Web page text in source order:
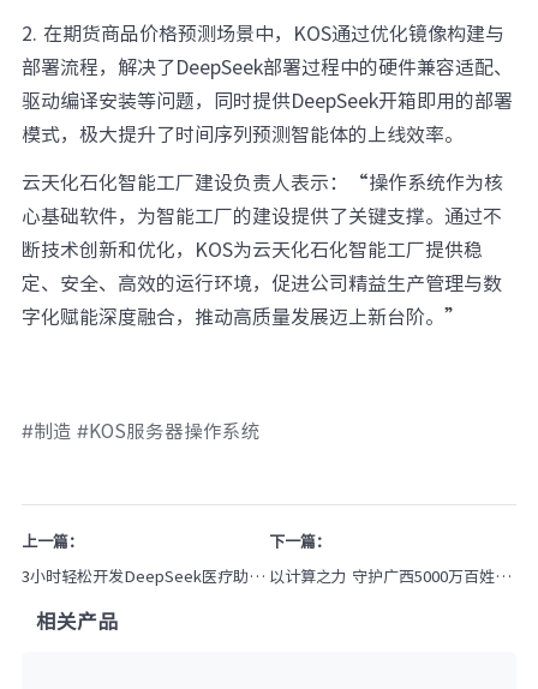
2. 在期货商品价格预测场景中，KOS通过优化镜像构建与
部署流程，解决了DeepSeek部署过程中的硬件兼容适配、
驱动编译安装等问题，同时提供DeepSeek开箱即用的部署
模式，极大提升了时间序列预测智能体的上线效率。
云天化石化智能工厂建设负责人表示：“操作系统作为核
心基础软件，为智能工厂的建设提供了关键支撑。通过不
断技术创新和优化，KOS为云天化石化智能工厂提供稳
定、安全、高效的运行环境，促进公司精益生产管理与数
字化赋能深度融合，推动高质量发展迈上新台阶。”
#制造 #KOS服务器操作系统
上一篇：
3小时轻松开发DeepSeek医疗助
落地
下一篇：
以计算之力 守护广西5000万百姓安
相关产品